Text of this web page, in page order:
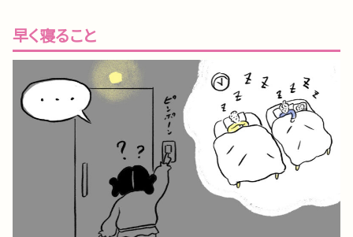
早く寝ること